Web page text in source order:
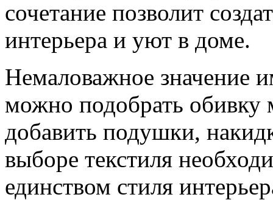
сочетание позволит
интерьера и уют в доме.
Немаловажное значение
можно подобрать обивку
добавить подушки,
выборе текстиля
единством стиля